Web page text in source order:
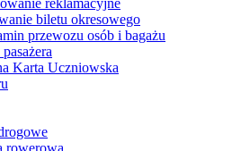
biletu okresowego
przewozu osób i bagażu
Karta Uczniowska
rowerowa